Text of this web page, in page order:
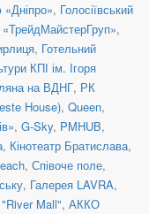
, Голосіївський
«ТрейдМайстерГруп»,
, Готельний
КПІ ім. Ігоря
на ВДНГ, РК
House), Queen,
, G-Sky, PMHUB,
, Кінотеатр Братислава,
, Співоче поле,
, Галерея LAVRA,
Mall", АККО